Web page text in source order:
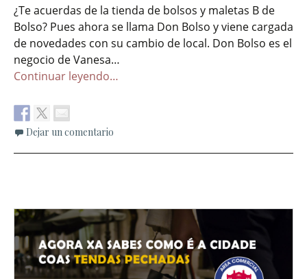
¿Te acuerdas de la tienda de bolsos y maletas B de
Bolso? Pues ahora se llama Don Bolso y viene cargada
de novedades con su cambio de local. Don Bolso es el
negocio de Vanesa…
Continuar leyendo…
Dejar un comentario